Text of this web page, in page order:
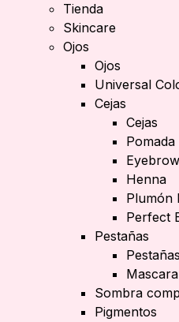
Tienda
Skincare
Ojos
Ojos
Universal
Cejas
Cejas
Eyebrow
Henna
Plumón
Perfect
Pestañas
Pestañas
Sombra
Pigmentos